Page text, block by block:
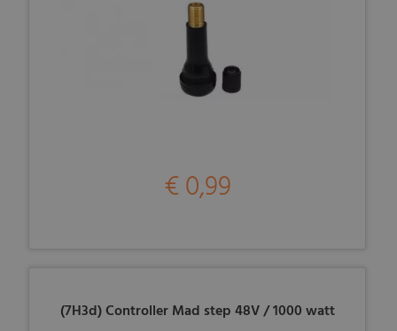
€ 0,99
(7H3d) Controller Mad step 48V / 1000 watt